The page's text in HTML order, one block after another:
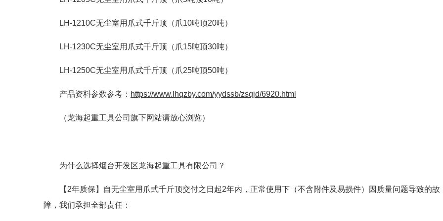
LH-1210C无尘室用爪式千斤顶（爪10吨顶20吨）
LH-1230C无尘室用爪式千斤顶（爪15吨顶30吨）
LH-1250C无尘室用爪式千斤顶（爪25吨顶50吨）
产品资料参数参考： https://www.lhqzby.com/yydssb/zsqjd/6920.html
（龙海起重工具公司旗下网站请放心浏览）
为什么选择烟台开发区龙海起重工具有限公司？
【2年质保】自无尘室用爪式千斤顶交付之日起2年内，正常使用下（不含附件及易损件）因质量问题导致的故
障，我们承担全部责任：